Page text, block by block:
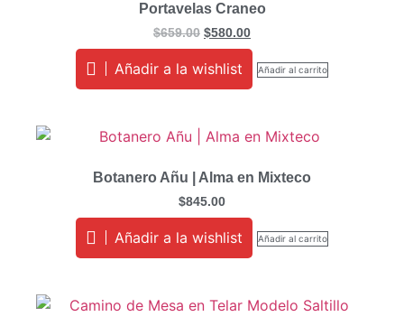
Portavelas Craneo
$659.00 $580.00
Añadir a la wishlist Añadir al carrito
Botanero Añu | Alma en Mixteco
$845.00
Añadir a la wishlist Añadir al carrito